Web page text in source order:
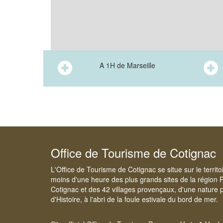
A 1H de Marseille
Office de Tourisme de Cotignac
L'Office de Tourisme de Cotignac se situe sur le
moins d'une heure des plus grands sites de la région
Cotignac et des 42 villages provençaux, d'une nature
d'Histoire, à l'abri de la foule estivale du bord de mer.